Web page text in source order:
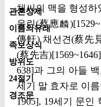
관혼상제
이름의유래
족보상식
방위도
24절기
경조문
채씨의 맥을 형성하
응린(蔡應麟
傳軒) 채선견(蔡先
(蔡先吉
638]과 그의 아들
세기 말 효자로 이
1905], 19세기 문